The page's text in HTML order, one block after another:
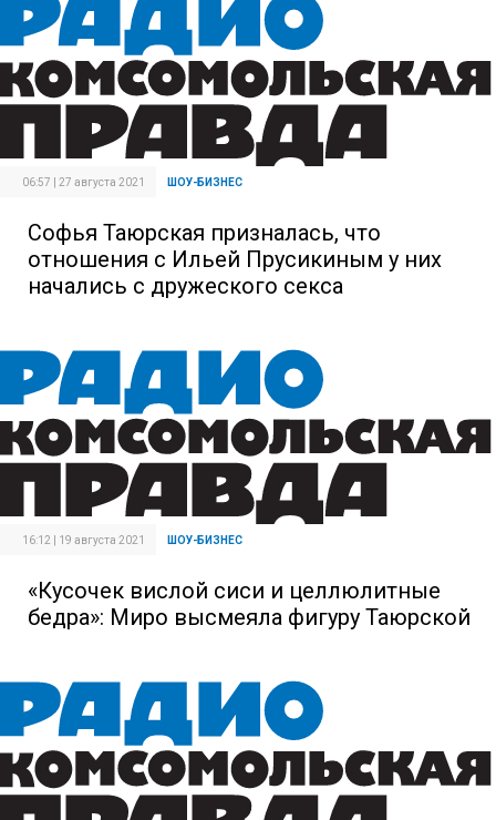
06:57 | 27 августа 2021 ШОУ-БИЗНЕС
Софья Таюрская призналась, что
отношения с Ильей Прусикиным у них
начались с дружеского секса
16:12 | 19 августа 2021 ШОУ-БИЗНЕС
«Кусочек вислой сиси и целлюлитные
бедра»: Миро высмеяла фигуру Таюрской